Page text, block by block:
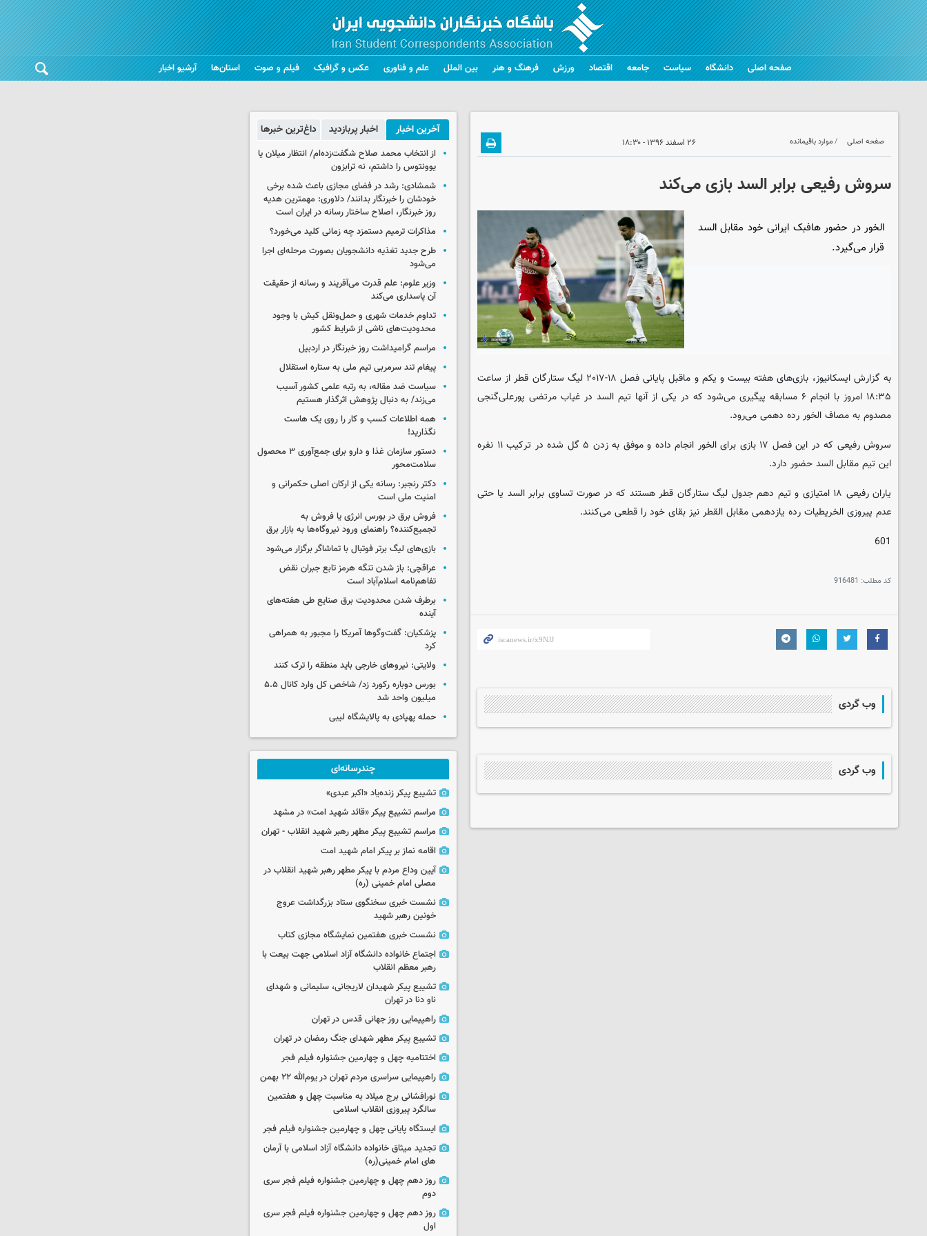
صفحه اصلی دانشگاه سیاست جامعه اقتصاد ورزش فرهنگ و هنر بین الملل علم و فناوری عکس و گرافیک فیلم و صوت استان‌ها آرشیو اخبار
صفحه اصلی موارد باقیمانده ۲۶ اسفند ۱۳۹۶ - ۱۸:۳۰
سروش رفیعی برابر السد بازی می‌کند
الخور در حضور هافبک ایرانی خود مقابل السد
قرار می‌گیرد.
به گزارش ایسکانیوز، بازی‌های هفته بیست و یکم و ماقبل پایانی فصل ۱۸-۲۰۱۷ لیگ ستارگان قطر از ساعت
۱۸:۳۵ امروز با انجام ۶ مسابقه پیگیری می‌شود که در یکی از آنها تیم السد در غیاب مرتضی پورعلی‌گنجی
مصدوم به مصاف الخور رده دهمی می‌رود.
سروش رفیعی که در این فصل ۱۷ بازی برای الخور انجام داده و موفق به زدن ۵ گل شده در ترکیب ۱۱ نفره
این تیم مقابل السد حضور دارد.
یاران رفیعی ۱۸ امتیازی و تیم دهم جدول لیگ ستارگان قطر هستند که در صورت تساوی برابر السد یا حتی
عدم پیروزی الخریطیات رده یازدهمی مقابل القطر نیز بقای خود را قطعی می‌کنند.
601
کد مطلب: 916481
وب گردی
وب گردی
آخرین اخبار اخبار پربازدید داغ‌ترین خبرها
از انتخاب محمد صلاح شگفت‌زده‌ام/ انتظار میلان یا
یوونتوس را داشتم، نه ترابزون
شمشادی: رشد در فضای مجازی باعث شده برخی
خودشان را خبرنگار بدانند/ دلاوری: مهمترین هدیه‌
روز خبرنگار، اصلاح ساختار رسانه در ایران است
مذاکرات ترمیم دستمزد چه زمانی کلید می‌خورد؟
طرح جدید تغذیه دانشجویان بصورت مرحله‌ای اجرا
می‌شود
وزیر علوم: علم قدرت می‌آفریند و رسانه از حقیقت
آن پاسداری می‌کند
تداوم خدمات شهری و حمل‌ونقل کیش با وجود
محدودیت‌های ناشی از شرایط کشور
مراسم گرامیداشت روز خبرنگار در اردبیل
پیغام تند سرمربی تیم ملی به ستاره استقلال
سیاست ضد مقاله، به رتبه علمی کشور آسیب
می‌زند/ به دنبال پژوهش اثرگذار هستیم
همه اطلاعات کسب‌ و کار را روی یک هاست
نگذارید!
دستور سازمان غذا و دارو برای جمع‌آوری ۳ محصول
سلامت‌محور
دکتر رنجبر: رسانه یکی از ارکان اصلی حکمرانی و
امنیت ملی است
فروش برق در بورس انرژی یا فروش به
تجمیع‌کننده؟ راهنمای ورود نیروگاه‌ها به بازار برق
بازی‌های لیگ برتر فوتبال با تماشاگر برگزار می‌شود
عراقچی: باز شدن تنگه هرمز تابع جبران نقض
تفاهم‌نامه اسلام‌آباد است
برطرف شدن محدودیت‌ برق صنایع طی هفته‌های
آینده
پزشکیان: گفت‌وگوها آمریکا را مجبور به همراهی
کرد
ولایتی: نیروهای خارجی باید منطقه را ترک کنند
بورس دوباره رکورد زد/ شاخص کل وارد کانال ۵.۵
میلیون واحد شد
حمله پهپادی به پالایشگاه لیبی
چندرسانه‌ای
تشییع پیکر زنده‌یاد «اکبر عبدی»
مراسم تشییع پیکر «قائد شهید امت» در مشهد
مراسم تشییع پیکر مطهر رهبر شهید انقلاب - تهران
اقامه نماز بر پیکر امام شهید امت
آیین وداع مردم با پیکر مطهر رهبر شهید انقلاب در
مصلی امام خمینی (ره)
نشست خبری سخنگوی ستاد بزرگداشت عروج
خونین رهبر شهید
نشست خبری هفتمین نمایشگاه مجازی کتاب
اجتماع خانواده دانشگاه آزاد اسلامی جهت بیعت با
رهبر معظم انقلاب
تشییع پیکر شهیدان لاریجانی، سلیمانی و شهدای
ناو دنا در تهران
راهپیمایی روز جهانی قدس در تهران
تشییع پیکر مطهر شهدای جنگ رمضان در تهران
اختتامیه چهل و چهارمین جشنواره فیلم فجر
راهپیمایی سراسری مردم تهران در یوم‌الله ۲۲ بهمن
نورافشانی برج میلاد به مناسبت چهل‌ و هفتمین
سالگرد پیروزی انقلاب اسلامی
ایستگاه پایانی چهل و چهارمین جشنواره فیلم فجر
تجدید میثاق خانواده دانشگاه آزاد اسلامی با آرمان
های امام خمینی(ره)
روز دهم چهل و چهارمین جشنواره فیلم فجر سری
دوم
روز دهم چهل و چهارمین جشنواره فیلم فجر سری
اول